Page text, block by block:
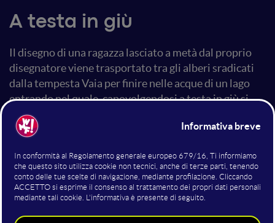
A testa in giù
Il disegno di una ragazza lasciato a metà dal proprio
disegnatore viene trasportato tra gli alberi sradicati
dalla tempesta Vaia per finire nelle acque di un lago
entrando nel quale, capovolgendosi a testa in giù si
dissolverà trasformandosi in una ragazza in carne ed
ossa. Un invito onirico, surreale e ambientalista a
Altri interventi nella sala Movie